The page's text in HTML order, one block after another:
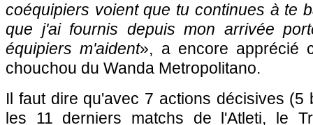
coéquipiers voient que tu continues à te
que j'ai fournis depuis mon arrivée
équipiers m'aident», a encore apprécié
chouchou du Wanda Metropolitano.
Il faut dire qu'avec 7 actions décisives (5
les 11 derniers matchs de l'Atleti, le